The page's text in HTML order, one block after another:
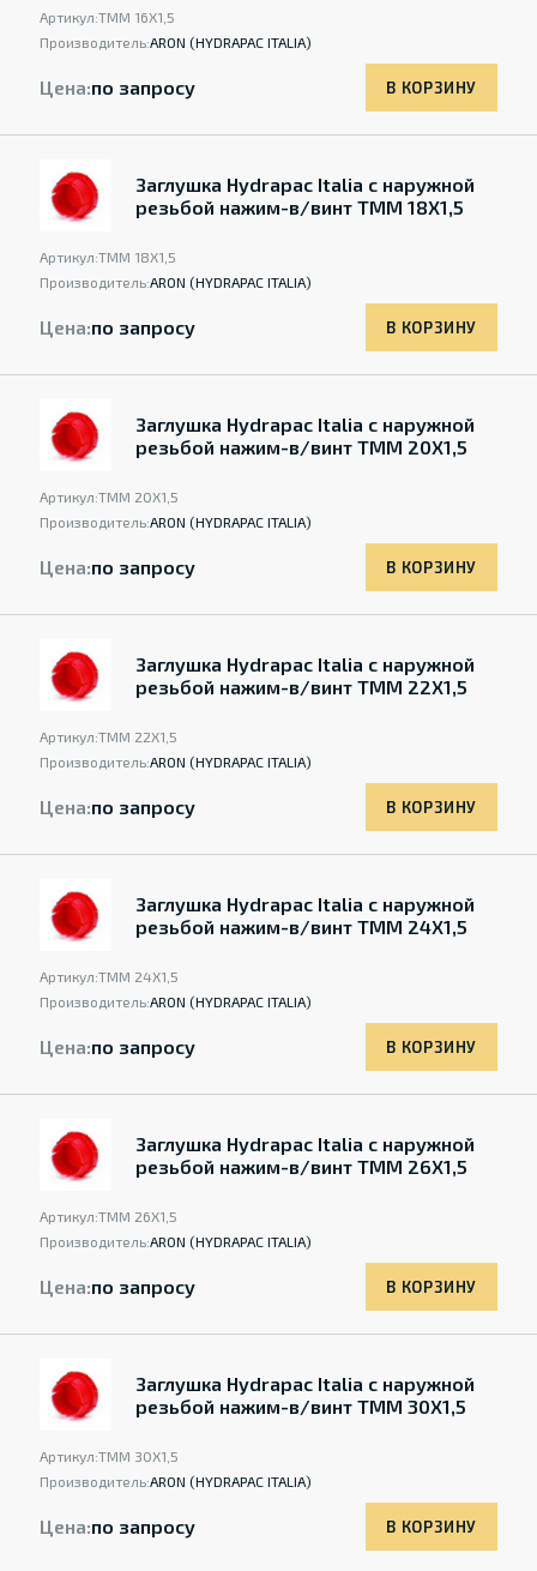
Артикул:TMM 16X1,5
Производитель:ARON (HYDRAPAC ITALIA)
Цена:по запросу В КОРЗИНУ
Заглушка Hydrapac Italia с наружной
резьбой нажим-в/винт TMM 18X1,5
Артикул:TMM 18X1,5
Производитель:ARON (HYDRAPAC ITALIA)
Цена:по запросу В КОРЗИНУ
Заглушка Hydrapac Italia с наружной
резьбой нажим-в/винт TMM 20X1,5
Артикул:TMM 20X1,5
Производитель:ARON (HYDRAPAC ITALIA)
Цена:по запросу В КОРЗИНУ
Заглушка Hydrapac Italia с наружной
резьбой нажим-в/винт TMM 22X1,5
Артикул:TMM 22X1,5
Производитель:ARON (HYDRAPAC ITALIA)
Цена:по запросу В КОРЗИНУ
Заглушка Hydrapac Italia с наружной
резьбой нажим-в/винт TMM 24X1,5
Артикул:TMM 24X1,5
Производитель:ARON (HYDRAPAC ITALIA)
Цена:по запросу В КОРЗИНУ
Заглушка Hydrapac Italia с наружной
резьбой нажим-в/винт TMM 26X1,5
Артикул:TMM 26X1,5
Производитель:ARON (HYDRAPAC ITALIA)
Цена:по запросу В КОРЗИНУ
Заглушка Hydrapac Italia с наружной
резьбой нажим-в/винт TMM 30X1,5
Артикул:TMM 30X1,5
Производитель:ARON (HYDRAPAC ITALIA)
Цена:по запросу В КОРЗИНУ